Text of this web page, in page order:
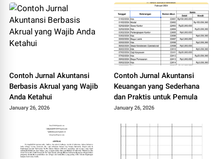
Contoh Jurnal Akuntansi
Berbasis Akrual yang Wajib
Anda Ketahui
January 26, 2026
Contoh Jurnal Akuntansi
Keuangan yang Sederhana
dan Praktis untuk Pemula
January 26, 2026